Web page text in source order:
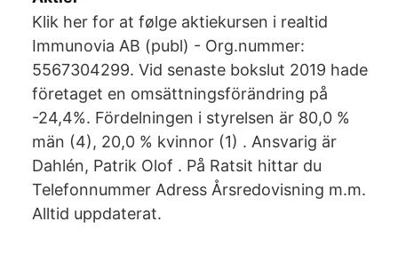
Klik her for at følge aktiekursen i realtid
Immunovia AB (publ) - Org.nummer:
5567304299. Vid senaste bokslut 2019 hade
företaget en omsättningsförändring på
-24,4%. Fördelningen i styrelsen är 80,0 %
män (4), 20,0 % kvinnor (1) . Ansvarig är
Dahlén, Patrik Olof . På Ratsit hittar du
Telefonnummer Adress Årsredovisning m.m.
Alltid uppdaterat.